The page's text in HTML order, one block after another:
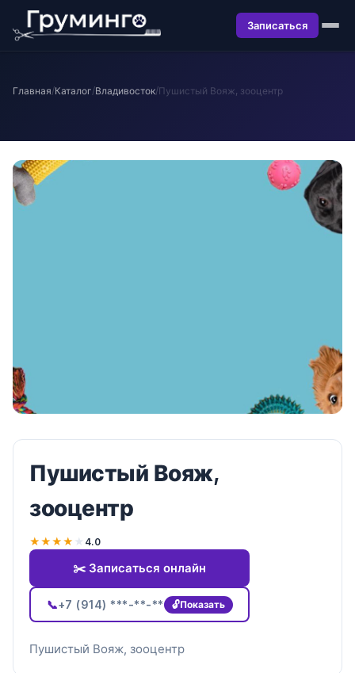
Записаться
Главная/Каталог/Владивосток/Пушистый Вояж, зооцентр
Пушистый Вояж,
зооцентр
★★★★ ★ 4.0
✂️ Записаться онлайн
📞+7 (914) ***-**-** Показать
Пушистый Вояж, зооцентр